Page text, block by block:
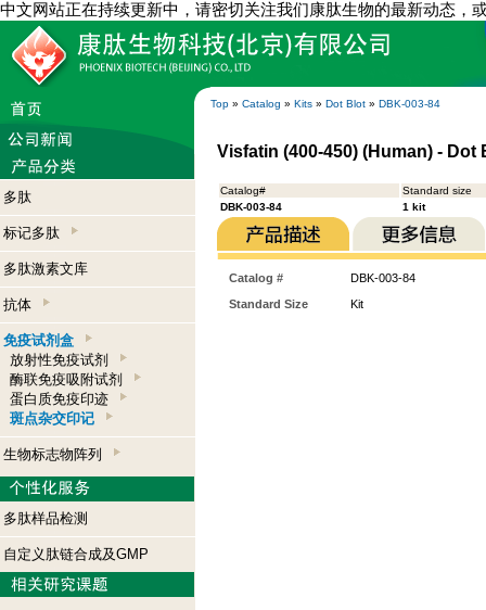
中文网站正在持续更新中，请密切关注我们康肽生物的最新动态，
Top » Catalog » Kits » Dot Blot » DBK-003-84
多肽
标记多肽
多肽激素文库
抗体
免疫试剂盒
放射性免疫试剂
酶联免疫吸附试剂
蛋白质免疫印迹
斑点杂交印记
生物标志物阵列
多肽样品检测
自定义肽链合成及GMP
Visfatin (400-450) (Human) - Dot
Catalog#
Standard size
DBK-003-84
1 kit
Catalog #
DBK-003-84
Standard Size
Kit